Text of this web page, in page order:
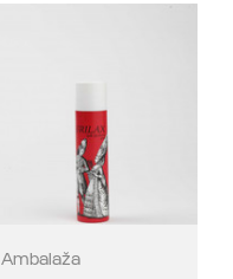
Ambalaža